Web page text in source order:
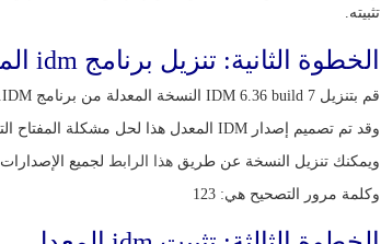
تثبيته.
الخطوة الثانية: تنزيل برنامج idm المعدل (تحديث 2020)
قم بتنزيل IDM 6.36 build 7 النسخة المعدلة من برنامج IDM.
وقد تم تصميم إصدار IDM المعدل هذا لحل مشكلة المفتاح التسلسلي المزيف.
ويمكنك تنزيل النسخة عن طريق هذا الرابط لجميع الإصدارات
وكلمة مرور التصحيح هي: 123